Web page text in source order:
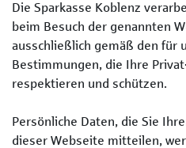
Die Sparkasse Koblenz
beim Besuch der genannten
ausschließlich gemäß den für
Bestimmungen, die Ihre
respektieren und schützen.
Persönliche Daten, die Sie
dieser Webseite mitteilen,